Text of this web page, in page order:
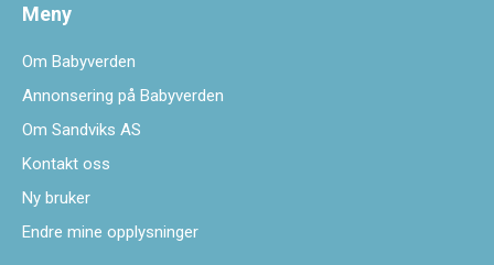
Meny
Om Babyverden
Annonsering på Babyverden
Om Sandviks AS
Kontakt oss
Ny bruker
Endre mine opplysninger